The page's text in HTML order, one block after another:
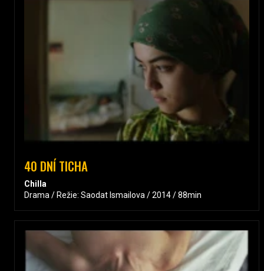
40 DNÍ TICHA
Chilla
Drama / Režie: Saodat Ismailova / 2014 / 88min